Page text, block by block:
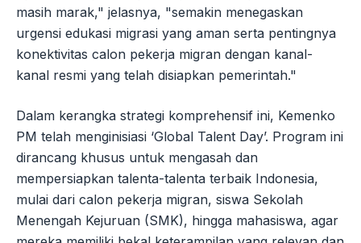
masih marak," jelasnya, "semakin menegaskan
urgensi edukasi migrasi yang aman serta pentingnya
konektivitas calon pekerja migran dengan kanal-
kanal resmi yang telah disiapkan pemerintah."
Dalam kerangka strategi komprehensif ini, Kemenko
PM telah menginisiasi ‘Global Talent Day’. Program ini
dirancang khusus untuk mengasah dan
mempersiapkan talenta-talenta terbaik Indonesia,
mulai dari calon pekerja migran, siswa Sekolah
Menengah Kejuruan (SMK), hingga mahasiswa, agar